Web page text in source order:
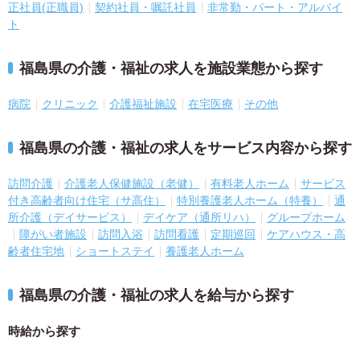
正社員(正職員) 契約社員・嘱託社員
非常勤・パート・アルバイ
ト
福島県の介護・福祉の求人を施設業態から探す
病院 クリニック 介護福祉施設 在宅医療 その他
福島県の介護・福祉の求人をサービス内容から探す
訪問介護 介護老人保健施設（老健） 有料老人ホーム
サービス
付き高齢者向け住宅（サ高住）
特別養護老人ホーム（特養）
通
所介護（デイサービス）
デイケア（通所リハ）
グループホーム
障がい者施設
訪問入浴 訪問看護 定期巡回
ケアハウス・高
齢者住宅地
ショートステイ 養護老人ホーム
福島県の介護・福祉の求人を給与から探す
時給から探す